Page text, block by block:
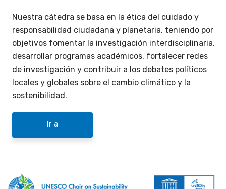
Nuestra cátedra se basa en la ética del cuidado y
responsabilidad ciudadana y planetaria, teniendo por
objetivos fomentar la investigación interdisciplinaria,
desarrollar programas académicos, fortalecer redes
de investigación y contribuir a los debates políticos
locales y globales sobre el cambio climático y la
sostenibilidad.
Ir a